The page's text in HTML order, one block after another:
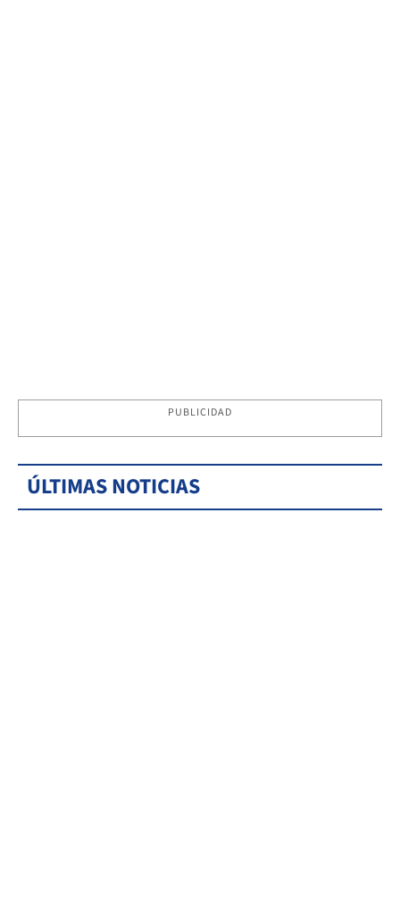
PUBLICIDAD
ÚLTIMAS NOTICIAS